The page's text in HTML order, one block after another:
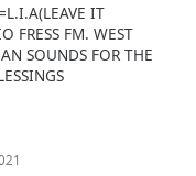
IT
FM. WEST
SOUNDS FOR THE